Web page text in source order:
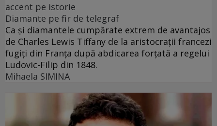
accent pe istorie
Diamante pe fir de telegraf
Ca și diamantele cumpărate extrem de avantajos
de Charles Lewis Tiffany de la aristocrații francezi
fugiți din Franța după abdicarea forțată a regelui
Ludovic-Filip din 1848.
Mihaela SIMINA